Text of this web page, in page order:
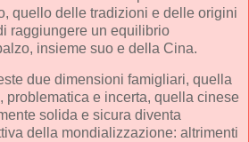
quello delle tradizioni e delle origini
raggiungere un equilibrio
insieme suo e della Cina.
due dimensioni famigliari, quella
problematica e incerta, quella cinese
solida e sicura diventa
della mondializzazione: altrimenti